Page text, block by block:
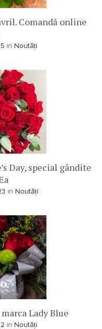
Comandă online
in Noutăți
Day, special gândite
in Noutăți
Lady Blue
in Noutăți